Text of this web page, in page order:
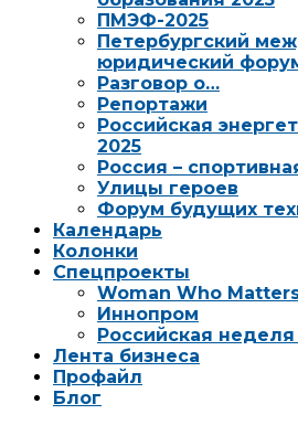
ПМЭФ-2025
Петербургский
юридический
Разговор о…
Репортажи
Российская
2025
Россия –
Улицы героев
Форум будущих
Календарь
Колонки
Спецпроекты
Woman Who
Иннопром
Российская
Лента бизнеса
Профайл
Блог